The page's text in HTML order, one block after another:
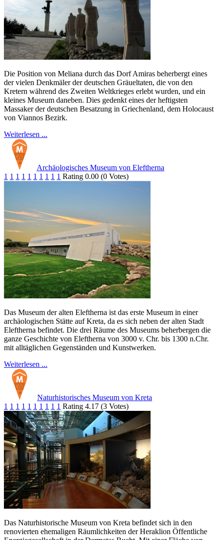
Die Position von Meliana durch das Dorf Amiras beherbergt eines
der vielen Denkmäler der deutschen Gräueltaten, die von den
Kretern während des Zweiten Weltkrieges erlebt wurden, und ein
kleines Museum daneben. Dies gedenkt eines der heftigsten
Massaker der deutschen Besatzung in Griechenland, dem Holocaust
von Viannos Bezirk.
Weiterlesen ...
Archäologisches Museum von Eleftherna
1 1 1 1 1 1 1 1 1 1 Rating 0.00 (0 Votes)
Das Museum der alten Eleftherna ist das erste Museum in einer
archäologischen Stätte auf Kreta, da es sich neben der alten Stadt
Eleftherna befindet. Die drei Räume des Museums beherbergen die
ganze Geschichte von Eleftherna von 3000 v. Chr. bis 1300 n.Chr.
mit alltäglichen Gegenständen und Kunstwerken.
Weiterlesen ...
Naturhistorisches Museum von Kreta
1 1 1 1 1 1 1 1 1 1 Rating 4.17 (3 Votes)
Das Naturhistorische Museum von Kreta befindet sich in den
renovierten ehemaligen Räumlichkeiten der Heraklion Öffentliche